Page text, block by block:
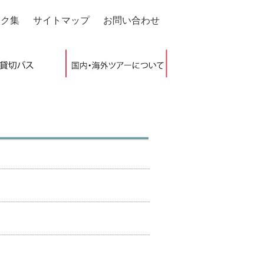
集 サイトマップ お問い合わせ